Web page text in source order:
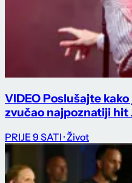
VIDEO Poslušajte
zvučao najpoznatiji hit
PRIJE 9 SATI · Život